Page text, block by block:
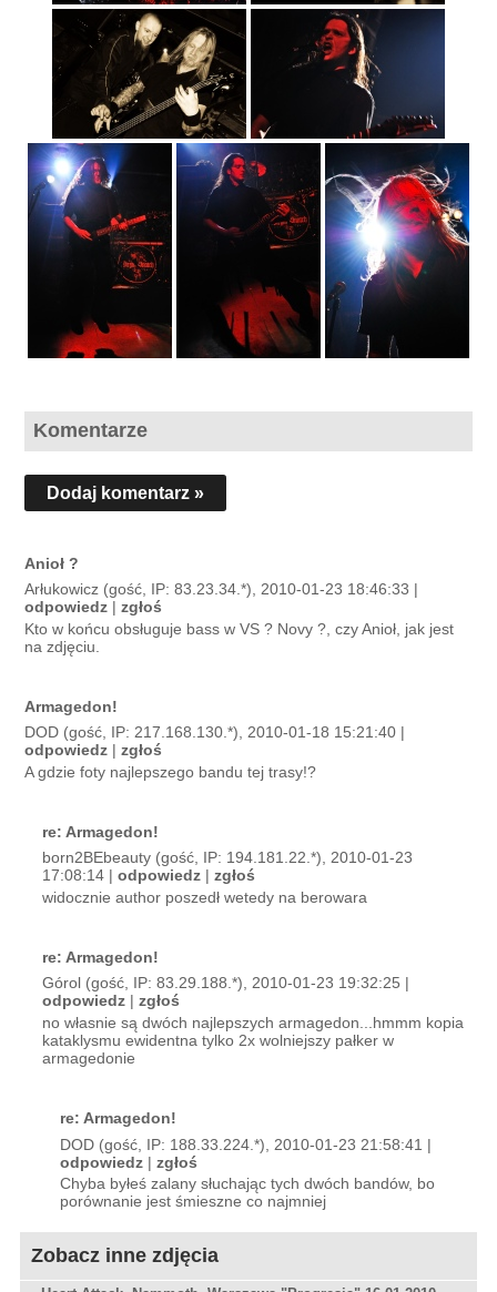
Komentarze
Dodaj komentarz »
Anioł ?
Arłukowicz (gość, IP: 83.23.34.*), 2010-01-23 18:46:33 |
odpowiedz |zgłoś
Kto w końcu obsługuje bass w VS ? Novy ?, czy Anioł, jak jest
na zdjęciu.
Armagedon!
DOD (gość, IP: 217.168.130.*), 2010-01-18 15:21:40 |
odpowiedz |zgłoś
A gdzie foty najlepszego bandu tej trasy!?
re: Armagedon!
born2BEbeauty (gość, IP: 194.181.22.*), 2010-01-23
17:08:14 |odpowiedz |zgłoś
widocznie author poszedł wetedy na berowara
re: Armagedon!
Górol (gość, IP: 83.29.188.*), 2010-01-23 19:32:25 |
odpowiedz |zgłoś
no własnie są dwóch najlepszych armagedon...hmmm kopia
kataklysmu ewidentna tylko 2x wolniejszy pałker w
armagedonie
re: Armagedon!
DOD (gość, IP: 188.33.224.*), 2010-01-23 21:58:41 |
odpowiedz |zgłoś
Chyba byłeś zalany słuchając tych dwóch bandów, bo
porównanie jest śmieszne co najmniej
Zobacz inne zdjęcia